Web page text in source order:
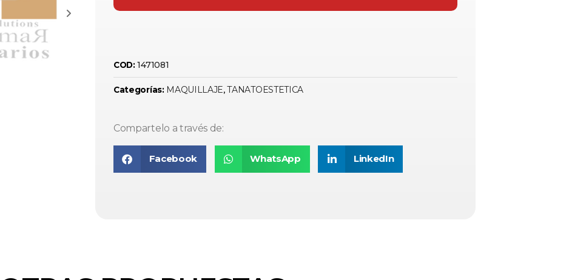
COD:1471081
Categorías: MAQUILLAJE,TANATOESTETICA
Compartelo a través de:
Facebook WhatsApp LinkedIn